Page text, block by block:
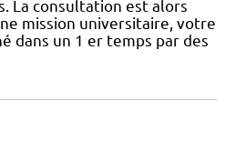
La consultation est alors
mission universitaire, votre
dans un 1 er temps par des